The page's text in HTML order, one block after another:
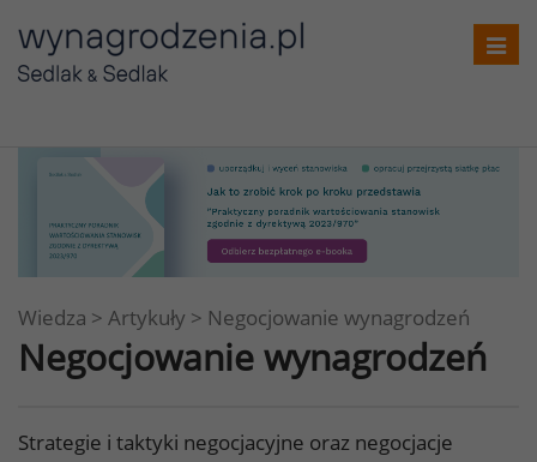
Wiedza > Artykuły > Negocjowanie wynagrodzeń
Negocjowanie wynagrodzeń
Strategie i taktyki negocjacyjne oraz negocjacje